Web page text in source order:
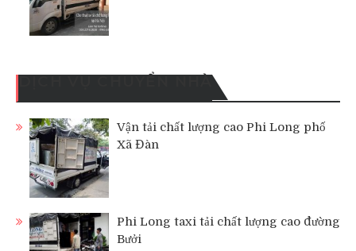
DỊCH VỤ CHUYỂN NHÀ
Vận tải chất lượng cao Phi Long phố
Xã Đàn
Phi Long taxi tải chất lượng cao đường
Bưởi